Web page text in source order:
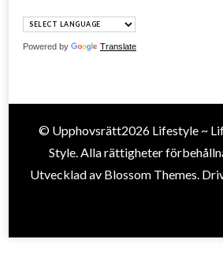
Powered by Translate
© Upphovsrätt2026 Lifestyle ~
Style. Alla rättigheter
Utvecklad av Blossom Themes.